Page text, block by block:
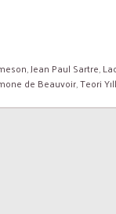
,Jean Paul Sartre,
de Beauvoir,Teori